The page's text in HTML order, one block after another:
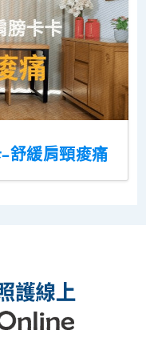
舒緩肩頸痠痛